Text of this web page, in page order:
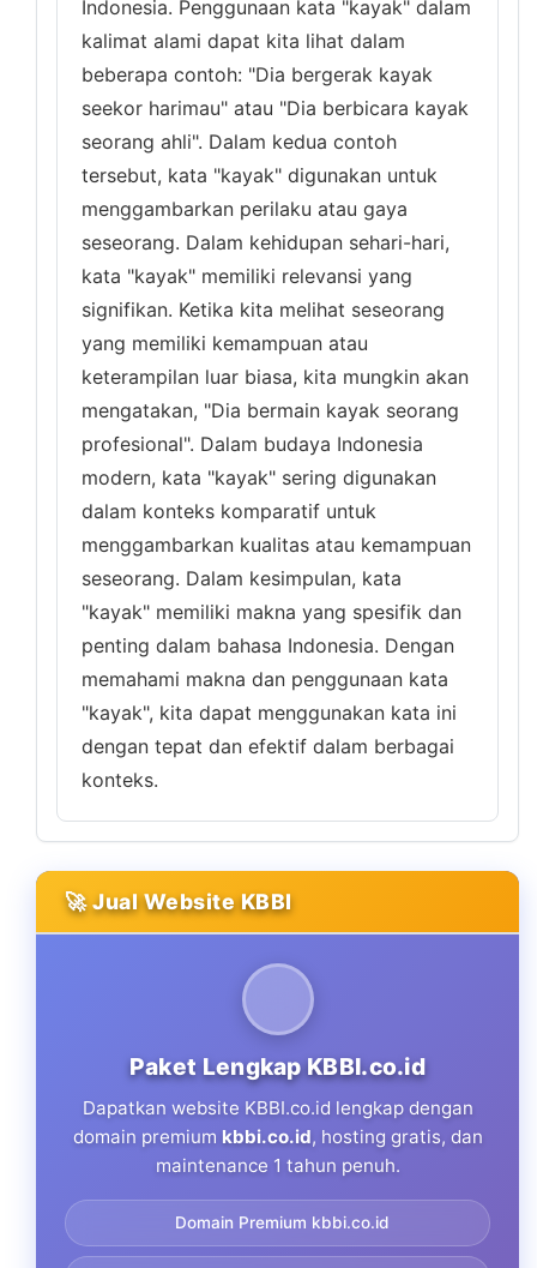
Indonesia. Penggunaan kata "kayak" dalam
kalimat alami dapat kita lihat dalam
beberapa contoh: "Dia bergerak kayak
seekor harimau" atau "Dia berbicara kayak
seorang ahli". Dalam kedua contoh
tersebut, kata "kayak" digunakan untuk
menggambarkan perilaku atau gaya
seseorang. Dalam kehidupan sehari-hari,
kata "kayak" memiliki relevansi yang
signifikan. Ketika kita melihat seseorang
yang memiliki kemampuan atau
keterampilan luar biasa, kita mungkin akan
mengatakan, "Dia bermain kayak seorang
profesional". Dalam budaya Indonesia
modern, kata "kayak" sering digunakan
dalam konteks komparatif untuk
menggambarkan kualitas atau kemampuan
seseorang. Dalam kesimpulan, kata
"kayak" memiliki makna yang spesifik dan
penting dalam bahasa Indonesia. Dengan
memahami makna dan penggunaan kata
"kayak", kita dapat menggunakan kata ini
dengan tepat dan efektif dalam berbagai
konteks.
🚀 Jual Website KBBI
Paket Lengkap KBBI.co.id
Dapatkan website KBBI.co.id lengkap dengan
domain premium kbbi.co.id, hosting gratis, dan
maintenance 1 tahun penuh.
Domain Premium kbbi.co.id